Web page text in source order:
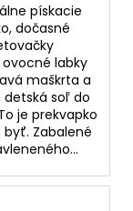
pískacie
dočasné
ovocné labky
maškrta a
detská soľ do
je prekvapko
Zabalené